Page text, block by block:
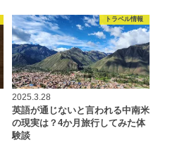
トラベル情報
2025.3.28
英語が通じないと言われる中南米
の現実は？4か月旅行してみた体
験談